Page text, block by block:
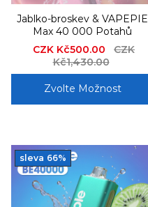
Jablko-broskev & VAPEPIE
Max 40 000 Potahů
Sale
price
CZK Kč500.00
Regular
CZK
Kč1,430.00
Zvolte Možnost
sleva 66%